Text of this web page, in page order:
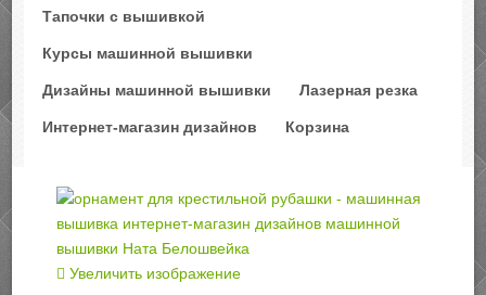
Тапочки с вышивкой
Курсы машинной вышивки
Дизайны машинной вышивки Лазерная резка
Интернет-магазин дизайнов Корзина
Увеличить изображение